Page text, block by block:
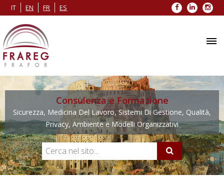
IT EN FR ES Facebook
LinkedIn
Consulenza e Formazione
Sicurezza, Medicina Del Lavoro, Sistemi Di Gestione, Qualità,
Privacy, Ambiente e Modelli Organizzativi